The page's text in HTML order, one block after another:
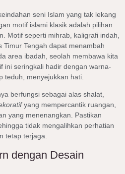
seni Islam yang tak lekang
motif islami klasik adalah pilihan
Motif seperti mihrab, kaligrafi indah,
Tengah dapat menambah
area ibadah, seolah membawa kita
ini seringkali hadir dengan warna-
teduh, menyejukkan hati.
berfungsi sebagai alas shalat,
yang mempercantik ruangan,
yang menenangkan. Pastikan
tidak mengalihkan perhatian
tetap terjaga.
dengan Desain